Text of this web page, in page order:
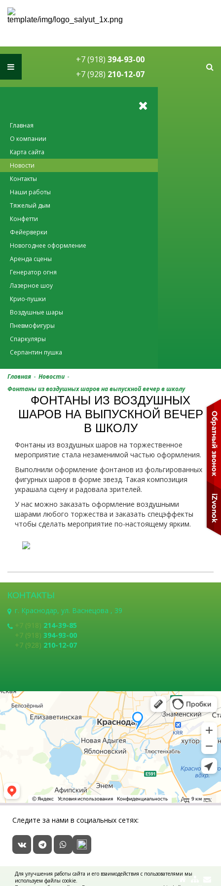
Для улучшения работы сайта и его взаимодействия с пользователями мы
используем файлы cookie.
+7 (918) 394-93-00
+7 (928) 210-12-07
Главная
О компании
Карта сайта
Новости
Контакты
Наши работы
Тяжелый дым
Конфетти
Фейерверки
Новогоднее оформление
Аренда сцены
Генератор огня
Лазерное шоу
Крио-пушки
Воздушные шары
Пневмофигуры
Спаркуляры
Серпантин пушка
Главная - Новости -
Фонтаны из воздушных шаров на выпускной вечер в школу
ФОНТАНЫ ИЗ ВОЗДУШНЫХ
ШАРОВ НА ВЫПУСКНОЙ ВЕЧЕР
В ШКОЛУ
Фонтаны из воздушных шаров на торжественное
мероприятие стала незаменимой частью оформления.
Выполнили оформление фонтанов из фольгированных
фигурных шаров в форме звезд. Такая композиция
украшала сцену и радовала зрителей.
У нас можно заказать оформление воздушными
шарами любого торжества и заказать спецэффекты
чтобы сделать мероприятие по-настоящему ярким.
КОНТАКТЫ
г. Краснодар, ул. Васнецова , 39
+7 (918) 214-39-85
+7 (918) 394-93-00
+7 (928) 210-12-07
Следите за нами в социальных сетях: